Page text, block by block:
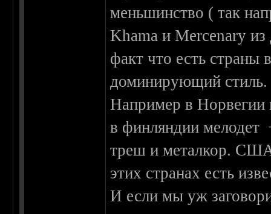
меньшинство ( так
Khama и Mercenary
факт что есть страны
доминирующий стиль.
Например в
в финляндии
треш и металкор. США
этих странах есть
И если мы уж